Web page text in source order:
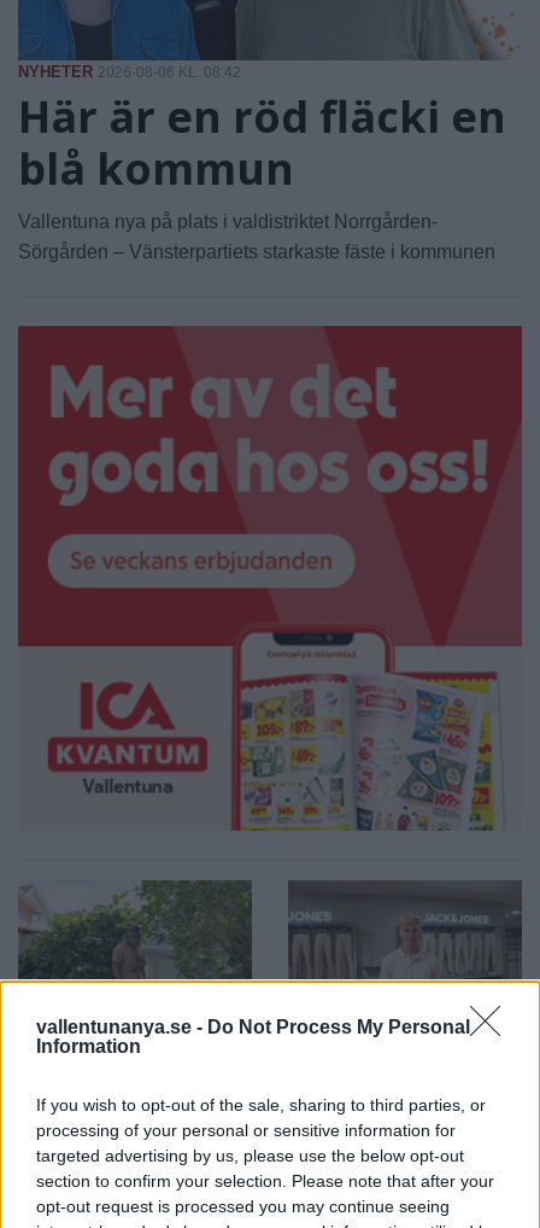
vallentunanya.se - Do Not Process My Personal
Information
If you wish to opt-out of the sale, sharing to third parties, or
processing of your personal or sensitive information for
targeted advertising by us, please use the below opt-out
section to confirm your selection. Please note that after your
opt-out request is processed you may continue seeing
NYHETER 2026-08-06 KL. 08:42
Här är en röd fläcki en
blå kommun
Vallentuna nya på plats i valdistriktet Norrgården-
Sörgården – Vänsterpartiets starkaste fäste i kommunen
2026-08-06 KL. 08:40
Så ser du
meteorregnet och
partiella
solförmörkelsen
Astrofotografen och
Vallentunabon Per-Magnus
2026-08-06 KL. 08:39
kvar i Vallentuna
centrum
Efter sommarens
utförsäljning – öppnar upp
butiken igen i augusti